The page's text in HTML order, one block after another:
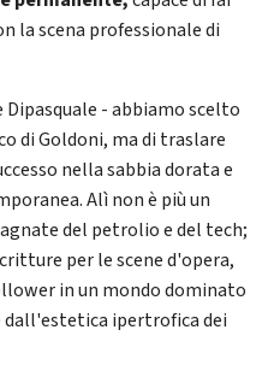
la scena professionale di
- abbiamo scelto
di Goldoni, ma di traslare
nella sabbia dorata e
Alì non è più un
del petrolio e del tech;
per le scene d'opera,
in un mondo dominato
ipertrofica dei